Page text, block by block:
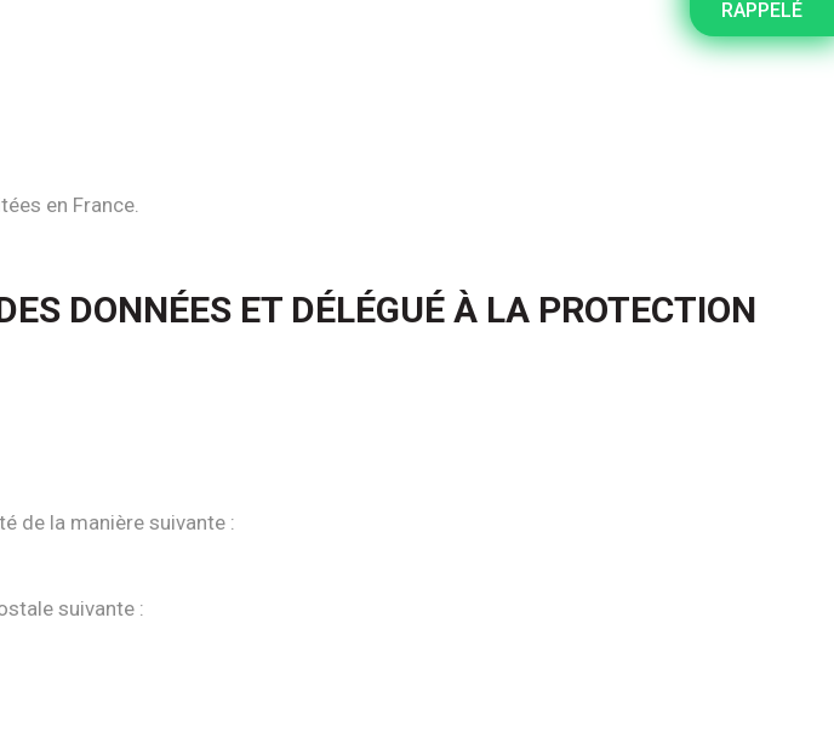
RAPPELÉ
en France.
DONNÉES ET DÉLÉGUÉ À LA PROTECTION
de la manière suivante :
suivante :